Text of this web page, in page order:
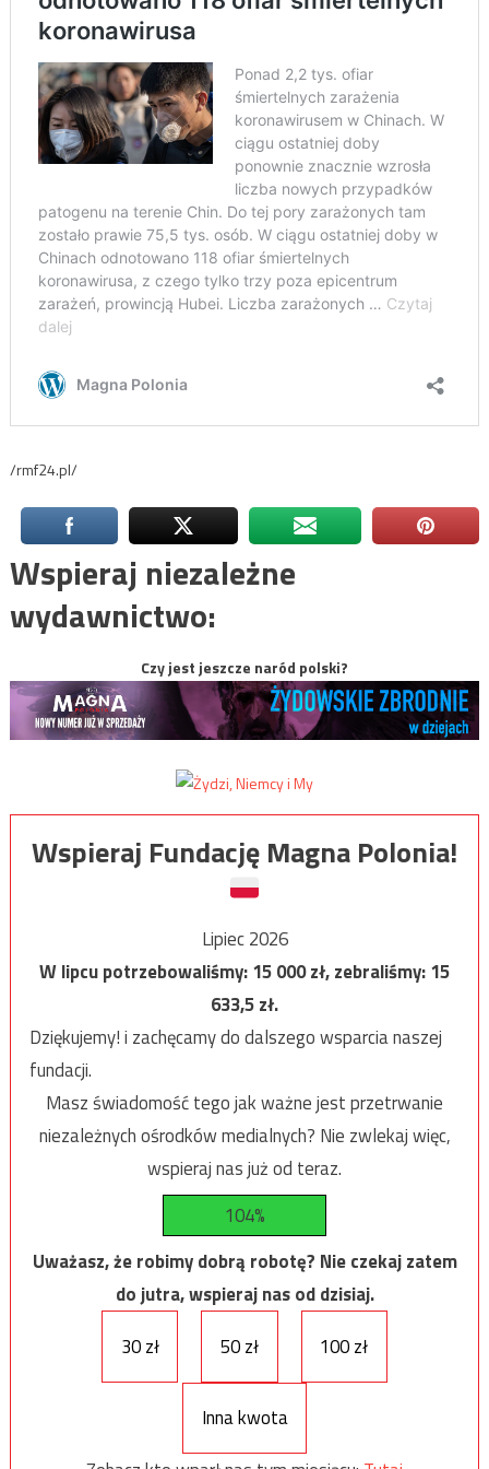
/rmf24.pl/
Wspieraj niezależne
wydawnictwo:
Czy jest jeszcze naród polski?
Wspieraj Fundację Magna Polonia!
Lipiec 2026
W lipcu potrzebowaliśmy:15 000zł, zebraliśmy:15
633,5zł.
Dziękujemy! i zachęcamy do dalszego wsparcia naszej
fundacji.
Masz świadomość tego jak ważne jest przetrwanie
niezależnych ośrodków medialnych? Nie zwlekaj więc,
wspieraj nas już od teraz.
104%
Uważasz, że robimy dobrą robotę? Nie czekaj zatem
do jutra, wspieraj nas od dzisiaj.
30 zł
50 zł 100 zł
Inna kwota